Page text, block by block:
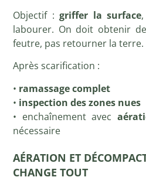
Objectif :griffer la surface
labourer. On doit obtenir
feutre, pas retourner la terre.
Après scarification :
• ramassage complet
• inspection des zones nues
• enchaînement avec
nécessaire
AÉRATION ET
CHANGE TOUT